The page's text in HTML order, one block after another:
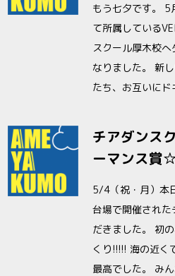
もう七夕です。 5
て所属している
スクール厚木校
なりました。 新
たち、お互いに
チアダンス
ーマンス賞
5/4（祝・月）本
台場で開催され
だきました。 初
くり!!!!! 海の近く
最高でした。 み